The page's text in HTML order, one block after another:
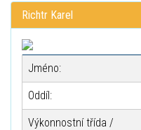
Richtr Karel
Jméno:
Oddíl:
Výkonnostní třída /